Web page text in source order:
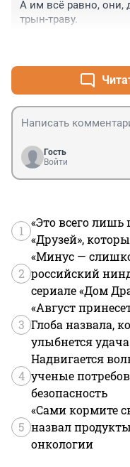
А им всё равно, они,
трын-траву.
Гость
Войти
1
«Это всего лишь
«Друзей»,
2
«Минус —
российский
сериале «Дом
3
«Август
Глоба назвала,
улыбнется удача
4
Надвигается
ученые
безопасность
5
«Сами кормите
назвал
онкологии